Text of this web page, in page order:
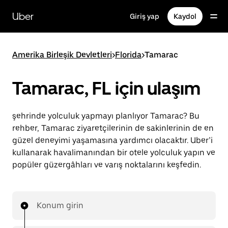
içeriğe
gidinUber Giriş yap Kaydol
Amerika Birleşik Devletleri>Florida>Tamarac
Tamarac, FL için ulaşım
şehrinde yolculuk yapmayı planlıyor Tamarac? Bu
rehber, Tamarac ziyaretçilerinin de sakinlerinin de en
güzel deneyimi yaşamasına yardımcı olacaktır. Uber’i
kullanarak havalimanından bir otele yolculuk yapın ve
popüler güzergâhları ve varış noktalarını keşfedin.
Konum girin